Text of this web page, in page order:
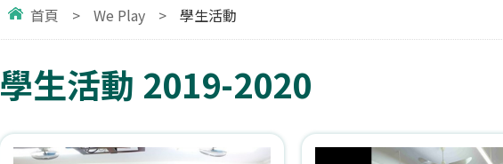
首頁 > We Play > 學生活動
學生活動 2019-2020